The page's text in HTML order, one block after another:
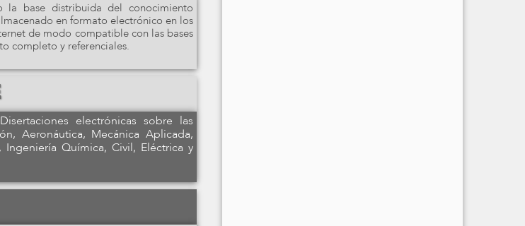
la base distribuida del conocimiento
en formato electrónico en los
de modo compatible con las bases
completo y referenciales.
electrónicas sobre las
Aeronáutica, Mecánica Aplicada,
Química, Civil, Eléctrica y